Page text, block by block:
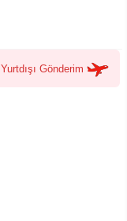
Yurtdışı Gönderim